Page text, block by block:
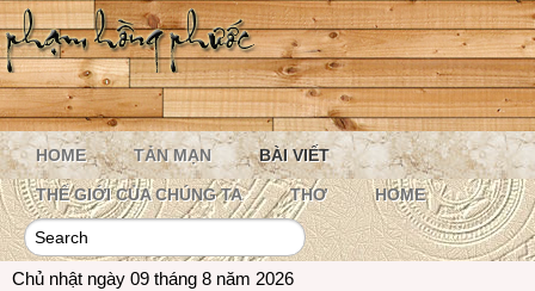
HOME TẢN MẠN BÀI VIẾT
THẾ GIỚI CỦA CHÚNG TA THƠ HOME
Chủ nhật ngày 09 tháng 8 năm 2026